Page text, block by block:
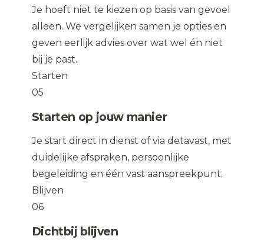
Je hoeft niet te kiezen op basis van gevoel
alleen. We vergelijken samen je opties en
geven eerlijk advies over wat wel én niet
bij je past.
Starten
05
Starten op jouw manier
Je start direct in dienst of via detavast, met
duidelijke afspraken, persoonlijke
begeleiding en één vast aanspreekpunt.
Blijven
06
Dichtbij blijven